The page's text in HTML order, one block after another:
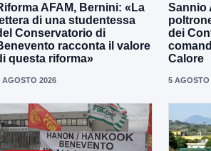
AFAM, Bernini: «La
di una studentessa
Conservatorio di
racconta il valore
questa riforma»
AGOSTO 2026
Sannio
dei
Calore
5 AGOSTO